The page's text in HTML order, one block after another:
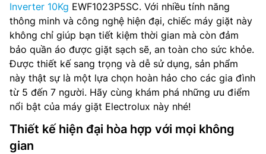
Inverter 10Kg EWF1023P5SC. Với nhiều tính năng
thông minh và công nghệ hiện đại, chiếc máy giặt này
không chỉ giúp bạn tiết kiệm thời gian mà còn đảm
bảo quần áo được giặt sạch sẽ, an toàn cho sức khỏe.
Được thiết kế sang trọng và dễ sử dụng, sản phẩm
này thật sự là một lựa chọn hoàn hảo cho các gia đình
từ 5 đến 7 người. Hãy cùng khám phá những ưu điểm
nổi bật của máy giặt Electrolux này nhé!
Thiết kế hiện đại hòa hợp với mọi không
gian